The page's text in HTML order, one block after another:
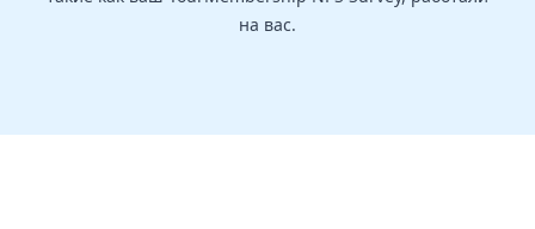
на вас.